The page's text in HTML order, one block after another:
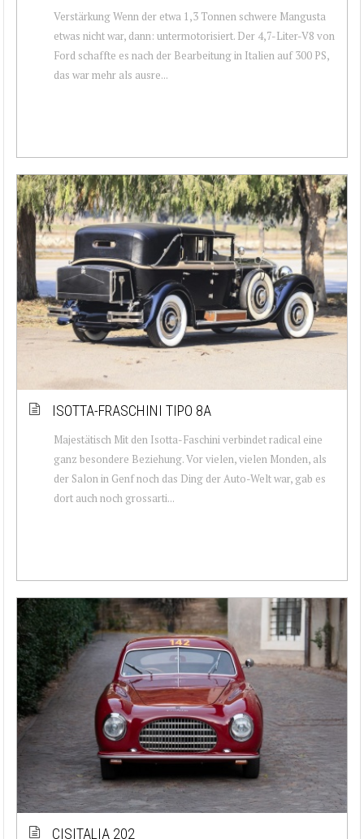
Verstärkung Wenn der etwa 1,3 Tonnen schwere Mangusta
etwas nicht war, dann: untermotorisiert. Der 4,7-Liter-V8 von
Ford schaffte es nach der Bearbeitung in Italien auf 300 PS,
das war mehr als ausre...
ISOTTA-FRASCHINI TIPO 8A
Majestätisch Mit den Isotta-Faschini verbindet radical eine
ganz besondere Beziehung. Vor vielen, vielen Monden, als
der Salon in Genf noch das Ding der Auto-Welt war, gab es
dort auch noch grossarti...
CISITALIA 202